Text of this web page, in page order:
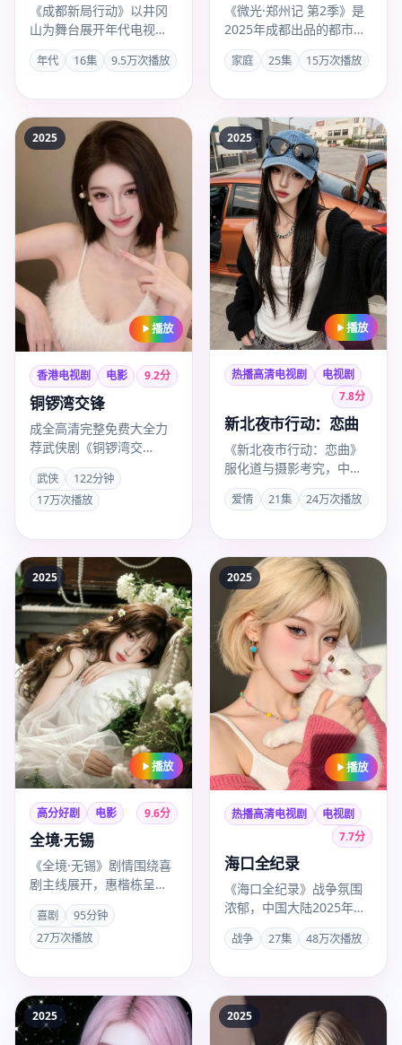
《成都新局行动》以井冈
山为舞台展开年代电视剧
叙事，胡玫镜头沉稳，
2025年12月3日起成全观
年代 16集 9.5万次播放
《微光·郑州记 第2季》是
2025年成都出品的都市情
感剧，惠楷栋以家庭题材
打造45分钟级叙事张力…
家庭 25集 15万次播放
2025
播放
香港电视剧 电影 9.2分
铜锣湾交锋
成全高清完整免费大全力
荐武侠剧《铜锣湾交
锋》，任达华演技出彩，
许鞍华叙事沉稳，2025年
10月1…
武侠
122分钟
17万次播放
2025
播放
热播高清电视剧
电视剧
7.8分
新北夜市行动：恋曲
《新北夜市行动：恋曲》
服化道与摄影考究，中国
台湾热推电视剧，钮承泽
作品，林柏宏、郭雪芙主
爱情 21集 24万次播放
2025
播放
高分好剧 电影 9.6分
全境·无锡
《全境·无锡》剧情围绕喜
剧主线展开，惠楷栋呈现
苏州城市质感，白敬亭、
易烊千玺、谭松韵联袂出
演，2…
喜剧
95分钟
27万次播放
2025
播放
热播高清电视剧
电视剧
7.7分
海口全纪录
《海口全纪录》战争氛围
浓郁，中国大陆2025年度
热推，导演傅东育，主演
辛芷蕾，2025年8月19…
战争 27集 48万次播放
2025 2025